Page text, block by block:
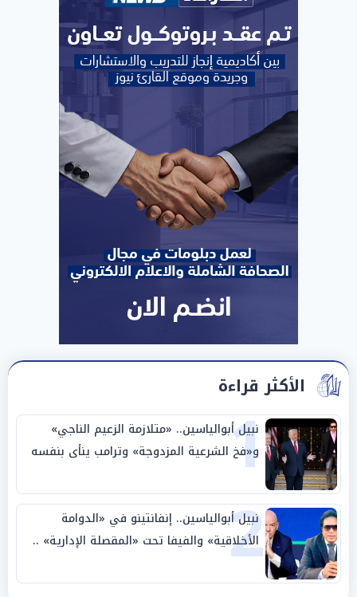
الأكثر قراءة
1
نبيل أبوالياسين.. «متلازمة الزعيم الناجي»
و«فخ الشرعية المزدوجة» وترامب ينأى بنفسه
وحليفه في «ميتم استراتيجي»
2
نبيل أبوالياسين.. إنفانتينو في «الدوامة
الأخلاقية» والفيفا تحت «المقصلة الإدارية» ..
«عبادة العرش وجنازة المصداقية»